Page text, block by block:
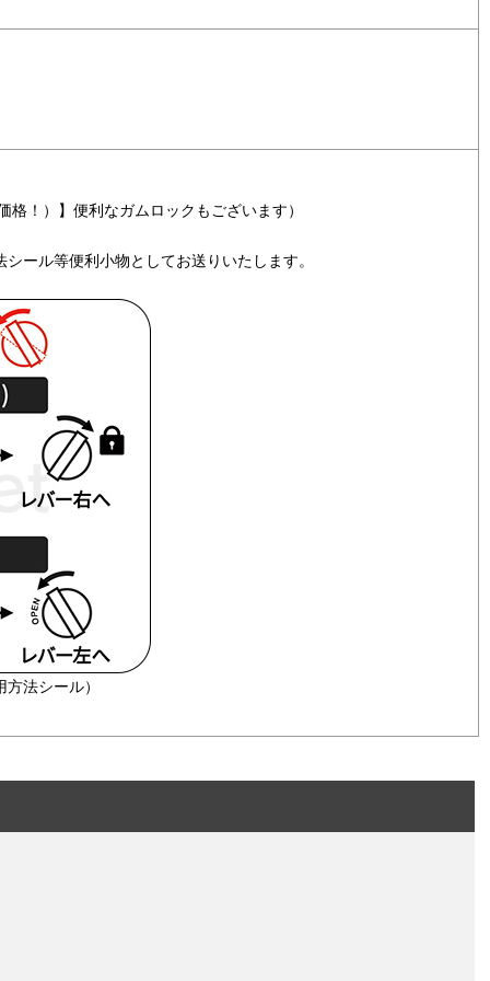
！）】便利なガムロックもございます）
ール等便利小物としてお送りいたします。
法シール）